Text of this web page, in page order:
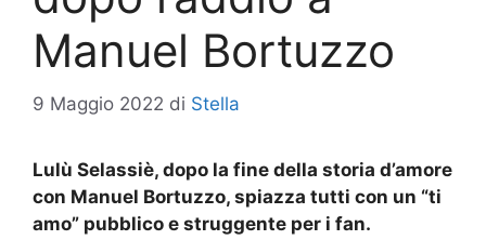
Manuel Bortuzzo
9 Maggio 2022 di Stella
Lulù Selassiè, dopo la fine della storia d’amore
con Manuel Bortuzzo, spiazza tutti con un “ti
amo” pubblico e struggente per i fan.